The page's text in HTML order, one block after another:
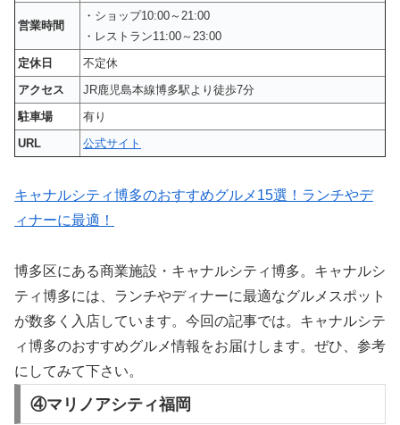
営業時間
・ショップ10:00～21:00
・レストラン11:00～23:00
定休日
不定休
アクセス
JR鹿児島本線博多駅より徒歩7分
駐車場
有り
URL
公式サイト
キャナルシティ博多のおすすめグルメ15選！ランチやデ
ィナーに最適！
博多区にある商業施設・キャナルシティ博多。キャナルシ
ティ博多には、ランチやディナーに最適なグルメスポット
が数多く入店しています。今回の記事では。キャナルシテ
ィ博多のおすすめグルメ情報をお届けします。ぜひ、参考
にしてみて下さい。
④マリノアシティ福岡